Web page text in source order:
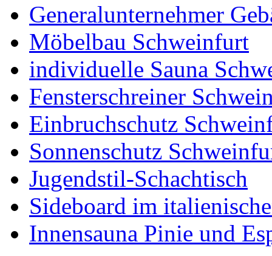
Generalunternehmer
Möbelbau Schweinfurt
individuelle Sauna
Fensterschreiner
Einbruchschutz
Sonnenschutz
Jugendstil-Schachtisch
Sideboard im
Innensauna Pinie und